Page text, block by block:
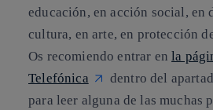
educación, en acción social, en
cultura, en arte, en protección
Os recomiendo entrar enla
Telefónica
dentro del
para leer alguna de las muchas